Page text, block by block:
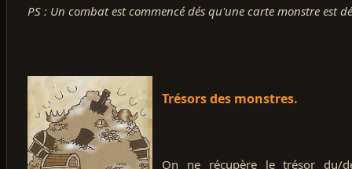
PS : Un combat est commencé dés qu'une carte monstre est
Trésors des monstres.
On ne récupère le trésor du/